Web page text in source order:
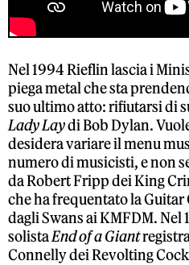
Nel 1994 Rieflin lascia i
piega metal che sta
suo ultimo atto: rifiutarsi di
Lady Laydi Bob Dylan.
desidera variare il menu
numero di musicisti, e non
da Robert Fripp dei King
che ha frequentato la
dagli Swans ai KMFDM. Nel
solistaEnd of a Giant
Connelly dei Revolting